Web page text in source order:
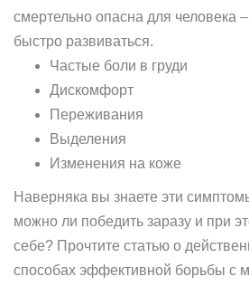
смертельно опасна для человека
быстро развиваться.
Частые боли в груди
Дискомфорт
Переживания
Выделения
Изменения на коже
Наверняка вы знаете эти
можно ли победить заразу и при
себе? Прочтите статью о
способах эффективной борьбы с